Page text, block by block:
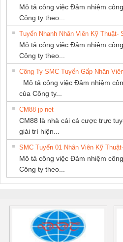
Mô tả công việc Đảm nhiệm
Công ty theo...
Tuyển Nhanh Nhân Viên Kỹ Thuật-
Mô tả công việc Đảm nhiệm
Công ty theo...
Công Ty SMC Tuyển Gấp Nhân
Mô tả công việc Đảm nhiệm
của Công ty...
CM88 jp net
CM88 là nhà cái cá cược trực
giải trí hiện...
SMC Tuyển 01 Nhân Viên Kỹ
Mô tả công việc Đảm nhiệm
Công ty theo...